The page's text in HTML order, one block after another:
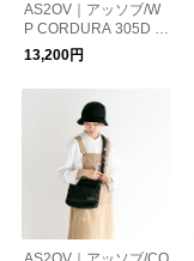
AS2OV｜アッソブ/W
P CORDURA 305D S
ACOSHE 防水 ショル
ダーバッグ サコッシ
ュ
13,200円